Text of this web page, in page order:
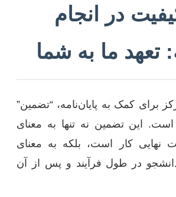
در انجام
تعهد ما به شما
برای کمک به پایان‌نامه، “تضمین”
این تضمین نه تنها به معنای
نهایی کار است، بلکه به معنای
در طول فرآیند و پس از آن